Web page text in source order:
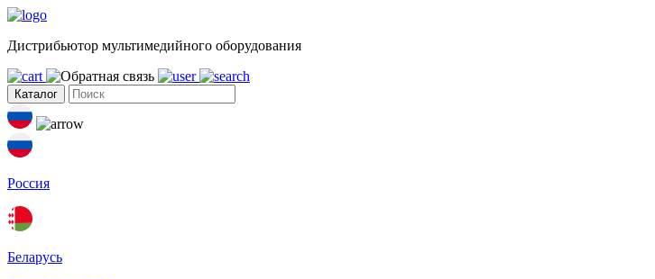
Дистрибьютор мультимедийного оборудования
Каталог
Россия
Беларусь